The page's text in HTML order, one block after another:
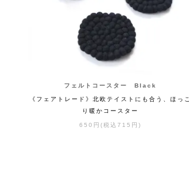
フェルトコースター Black
《フェアトレード》北欧テイストにも合う、ほっこ
り暖かコースター
650円(税込715円)